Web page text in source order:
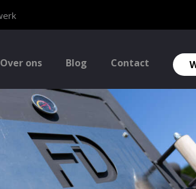
Over ons Blog Contact